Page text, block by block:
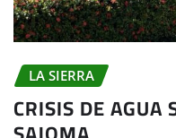
LA SIERRA
CRISIS DE AGUA